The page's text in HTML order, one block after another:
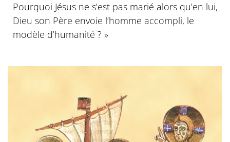
Pourquoi Jésus ne s’est pas marié alors qu’en lui,
Dieu son Père envoie l’homme accompli, le
modèle d’humanité ? »